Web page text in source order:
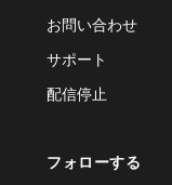
お問い合わせ
サポート
配信停止
フォローする